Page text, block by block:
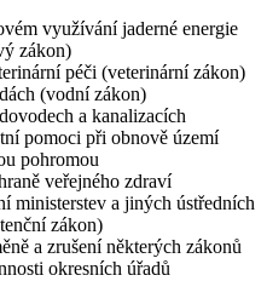
využívání jaderné energie
zákon)
péči (veterinární zákon)
(vodní zákon)
a kanalizacích
pomoci při obnově území
pohromou
veřejného zdraví
ministerstev a jiných ústředních
zákon)
a zrušení některých zákonů
okresních úřadů